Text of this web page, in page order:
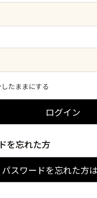
たままにする
ログイン
を忘れた方
パスワードを忘れた方